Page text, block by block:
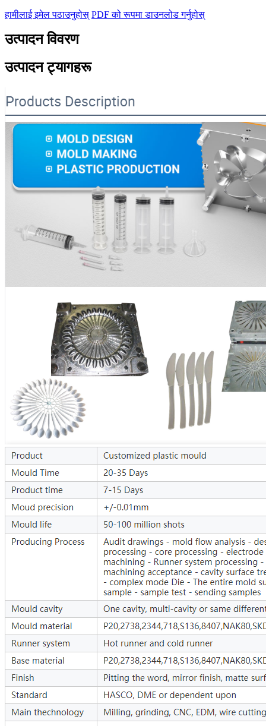
हामीलाई इमेल पठाउनुहोस् PDF को रूपमा डाउनलोड गर्नुहोस्
उत्पादन विवरण
उत्पादन ट्यागहरू